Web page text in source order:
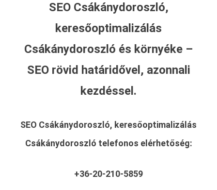
SEO Csákánydoroszló,
keresőoptimalizálás
Csákánydoroszló és környéke –
SEO rövid határidővel, azonnali
kezdéssel.
SEO Csákánydoroszló, keresőoptimalizálás
Csákánydoroszló telefonos elérhetőség:
+36-20-210-5859